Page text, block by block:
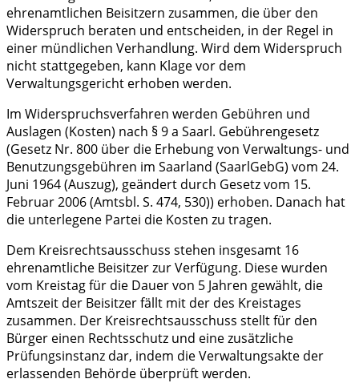
ehrenamtlichen Beisitzern zusammen, die über den
Widerspruch beraten und entscheiden, in der Regel in
einer mündlichen Verhandlung. Wird dem Widerspruch
nicht stattgegeben, kann Klage vor dem
Verwaltungsgericht erhoben werden.
Im Widerspruchsverfahren werden Gebühren und
Auslagen (Kosten) nach § 9 a Saarl. Gebührengesetz
(Gesetz Nr. 800 über die Erhebung von Verwaltungs- und
Benutzungsgebühren im Saarland (SaarlGebG) vom 24.
Juni 1964 (Auszug), geändert durch Gesetz vom 15.
Februar 2006 (Amtsbl. S. 474, 530)) erhoben. Danach hat
die unterlegene Partei die Kosten zu tragen.
Dem Kreisrechtsausschuss stehen insgesamt 16
ehrenamtliche Beisitzer zur Verfügung. Diese wurden
vom Kreistag für die Dauer von 5 Jahren gewählt, die
Amtszeit der Beisitzer fällt mit der des Kreistages
zusammen. Der Kreisrechtsausschuss stellt für den
Bürger einen Rechtsschutz und eine zusätzliche
Prüfungsinstanz dar, indem die Verwaltungsakte der
erlassenden Behörde überprüft werden.